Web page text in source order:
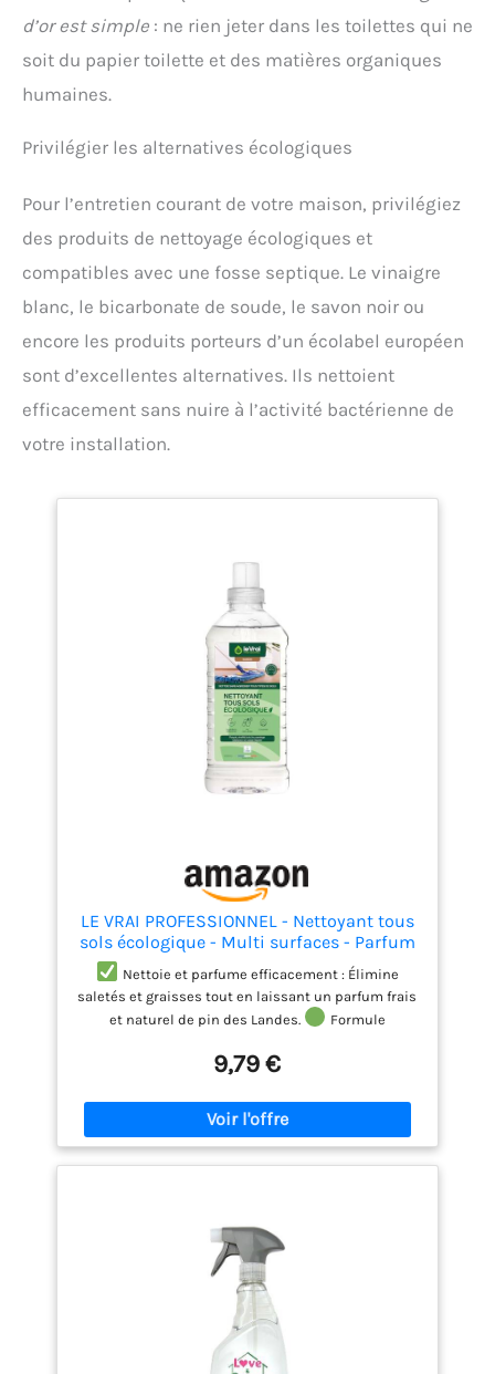
d’or est simple : ne rien jeter dans les toilettes qui ne
soit du papier toilette et des matières organiques
humaines.
Privilégier les alternatives écologiques
Pour l’entretien courant de votre maison, privilégiez
des produits de nettoyage écologiques et
compatibles avec une fosse septique. Le vinaigre
blanc, le bicarbonate de soude, le savon noir ou
encore les produits porteurs d’un écolabel européen
sont d’excellentes alternatives. Ils nettoient
efficacement sans nuire à l’activité bactérienne de
votre installation.
LE VRAI PROFESSIONNEL - Nettoyant tous
sols écologique - Multi surfaces - Parfum
Pin des Landes - Fabrication Française -
Flacon 1 L
Nettoie et parfume efficacement : Élimine
saletés et graisses tout en laissant un parfum frais
et naturel de pin des Landes.
Formule
d’ingrédients d’origine naturelle, labellisée
: Convient au carrelage, parquet vitrifié, lino, sols
Concentré économique : Une dose
suffit pour 5 litres d’eau, soit jusqu’à 100 lavages
9,79 €